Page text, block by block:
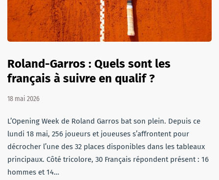
Roland-Garros : Quels sont les
français à suivre en qualif ?
18 mai 2026
L’Opening Week de Roland Garros bat son plein. Depuis ce
lundi 18 mai, 256 joueurs et joueuses s’affrontent pour
décrocher l’une des 32 places disponibles dans les tableaux
principaux. Côté tricolore, 30 Français répondent présent : 16
hommes et 14…